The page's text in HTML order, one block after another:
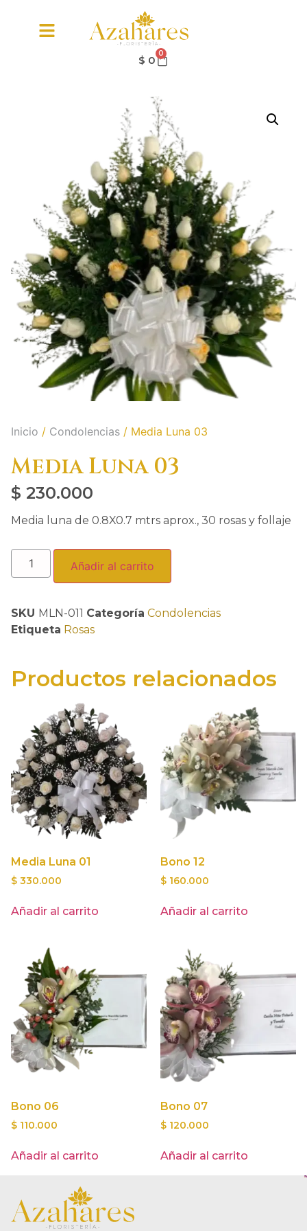
$ 0 0
Inicio / Condolencias / Media Luna 03
Media Luna 03
$ 230.000
Media luna de 0.8X0.7 mtrs aprox., 30 rosas y follaje
Añadir al carrito
SKU MLN-011 Categoría Condolencias
Etiqueta Rosas
Productos relacionados
Media Luna 01
$ 330.000
Añadir al carrito
Bono 12
$ 160.000
Añadir al carrito
Bono 06
$ 110.000
Añadir al carrito
Bono 07
$ 120.000
Añadir al carrito